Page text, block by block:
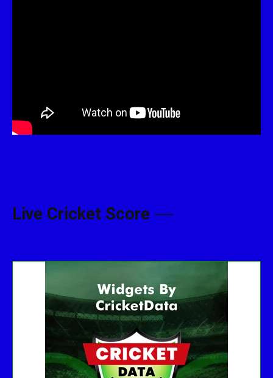
Live Cricket Score ----
No live matches found.
See recent results
See fixtures